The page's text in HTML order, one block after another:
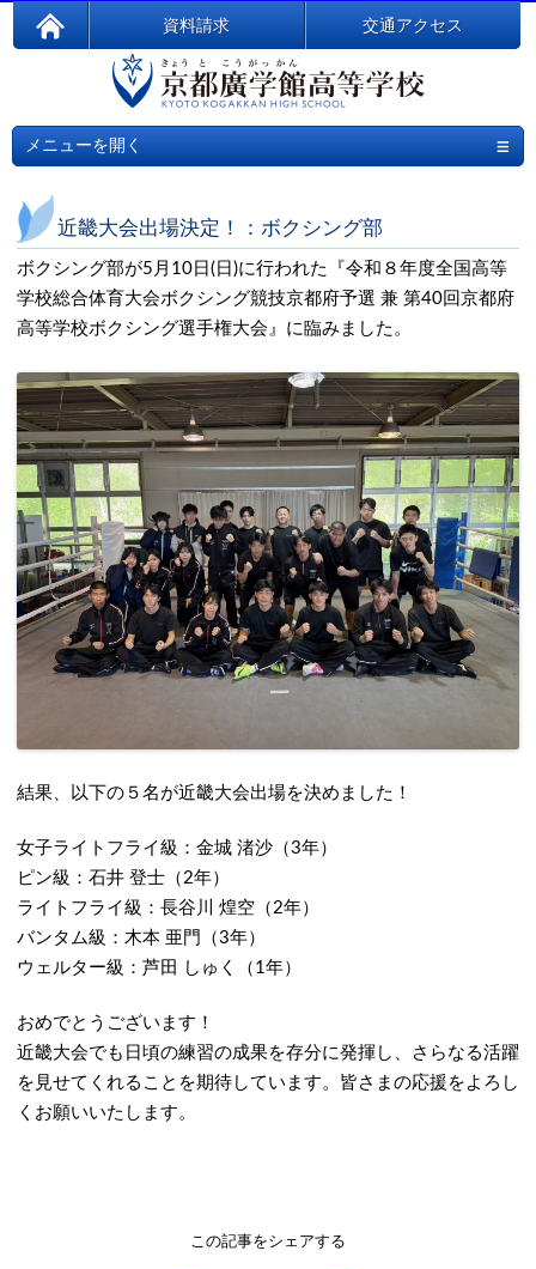
資料請求 交通アクセス
メニューを開く ≡
近畿大会出場決定！：ボクシング部
ボクシング部が5月10日(日)に行われた『令和８年度全国高等
学校総合体育大会ボクシング競技京都府予選 兼 第40回京都府
高等学校ボクシング選手権大会』に臨みました。
結果、以下の５名が近畿大会出場を決めました！
女子ライトフライ級：金城 渚沙（3年）
ピン級：石井 登士（2年）
ライトフライ級：長谷川 煌空（2年）
バンタム級：木本 亜門（3年）
ウェルター級：芦田 しゅく（1年）
おめでとうございます！
近畿大会でも日頃の練習の成果を存分に発揮し、さらなる活躍
を見せてくれることを期待しています。皆さまの応援をよろし
くお願いいたします。
この記事をシェアする